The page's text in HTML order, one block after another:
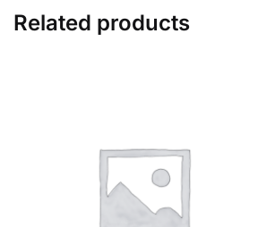
Related products